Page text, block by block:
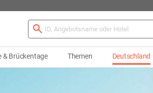
& Brückentage Themen Deutschland